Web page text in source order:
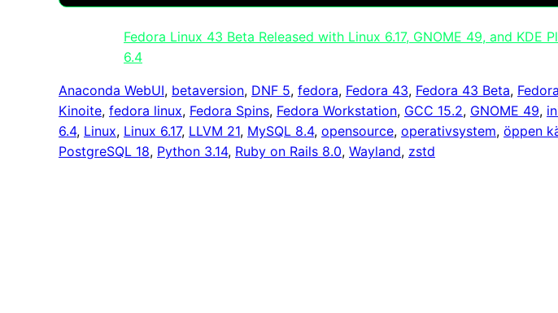
Fedora Linux 43 Beta Released with Linux 6.17, GNOME 49, and KDE
6.4
Anaconda WebUI, betaversion, DNF 5, fedora, Fedora 43, Fedora 43 Beta,
Kinoite, fedora linux, Fedora Spins, Fedora Workstation, GCC 15.2, GNOME 49,
6.4, Linux, Linux 6.17, LLVM 21, MySQL 8.4, opensource, operativsystem, öppen
PostgreSQL 18, Python 3.14, Ruby on Rails 8.0, Wayland, zstd